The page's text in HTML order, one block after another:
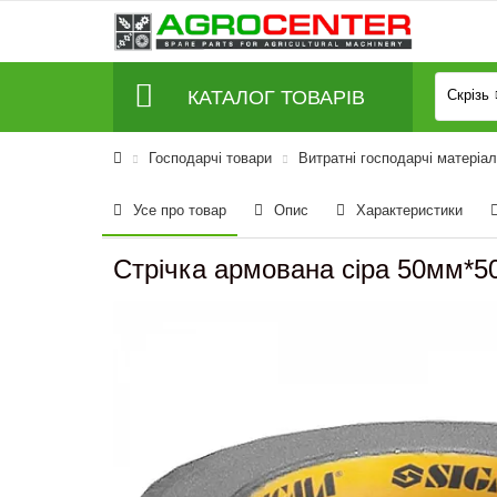
КАТАЛОГ ТОВАРІВ Скрізь
Господарчі товари Витратні господарчі
Усе про товар Опис Характеристики
Стрічка армована сіра